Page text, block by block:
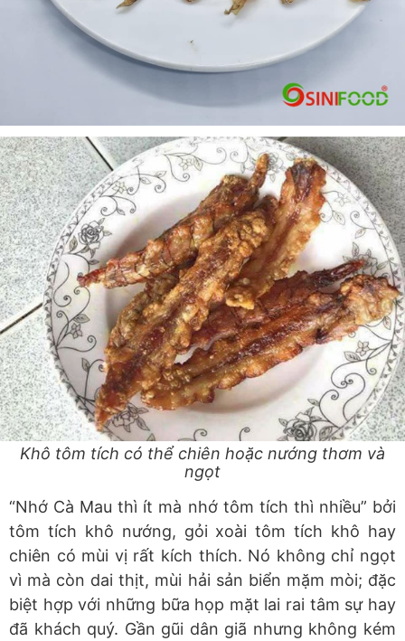
Khô tôm tích có thể chiên hoặc nướng thơm và
ngọt
“Nhớ Cà Mau thì ít mà nhớ tôm tích thì nhiều” bởi
tôm tích khô nướng, gỏi xoài tôm tích khô hay
chiên có mùi vị rất kích thích. Nó không chỉ ngọt
vì mà còn dai thịt, mùi hải sản biển mặm mòi; đặc
biệt hợp với những bữa họp mặt lai rai tâm sự hay
đã khách quý. Gần gũi dân giã nhưng không kém